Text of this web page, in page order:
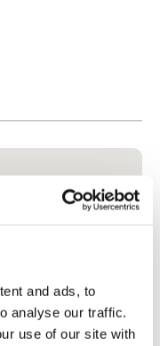
and ads, to
analyse our traffic.
use of our site with